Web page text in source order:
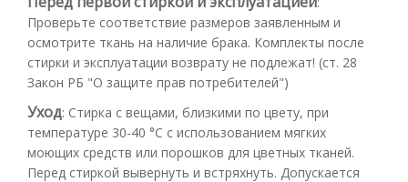
Проверьте соответствие размеров заявленным и
осмотрите ткань на наличие брака. Комплекты после
стирки и эксплуатации возврату не подлежат! (ст. 28
Закон РБ "О защите прав потребителей")
Уход: Стирка с вещами, близкими по цвету, при
температуре 30-40 °С с использованием мягких
моющих средств или порошков для цветных тканей.
Перед стиркой вывернуть и встряхнуть. Допускается